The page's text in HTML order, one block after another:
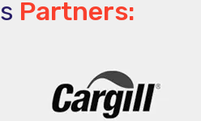
Partners: